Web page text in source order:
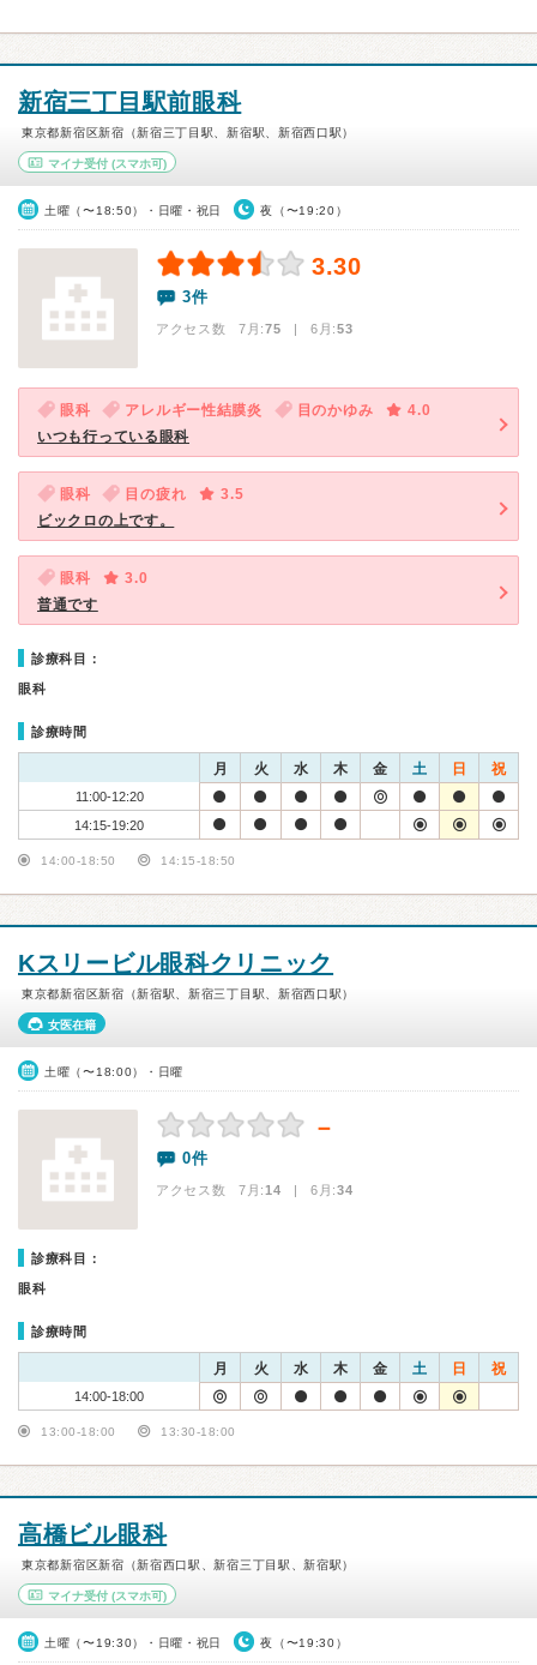
新宿三丁目駅前眼科
東京都新宿区新宿（新宿三丁目駅、新宿駅、新宿西口駅）
マイナ受付 (スマホ可)
土曜（〜18:50）・日曜・祝日 夜（〜19:20）
3.30
3件
アクセス数 7月:75 | 6月:53
眼科 アレルギー性結膜炎 目のかゆみ
4.0
いつも行っている眼科
眼科 目の疲れ
3.5
ビックロの上です。
眼科
3.0
普通です
診療科目：
眼科
診療時間
月 火 水 木 金 土 日 祝
11:00-12:20
14:15-19:20
14:00-18:50 14:15-18:50
Kスリービル眼科クリニック
東京都新宿区新宿（新宿駅、新宿三丁目駅、新宿西口駅）
女医在籍
土曜（〜18:00）・日曜
－
0件
アクセス数 7月:14 | 6月:34
診療科目：
眼科
診療時間
月 火 水 木 金 土 日 祝
14:00-18:00
13:00-18:00 13:30-18:00
高橋ビル眼科
東京都新宿区新宿（新宿西口駅、新宿三丁目駅、新宿駅）
マイナ受付 (スマホ可)
土曜（〜19:30）・日曜・祝日 夜（〜19:30）